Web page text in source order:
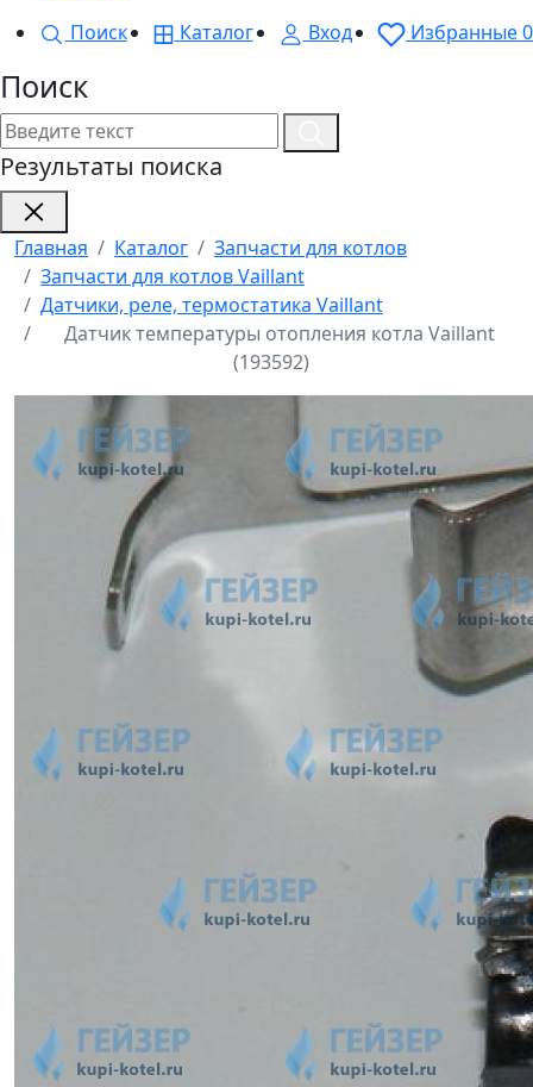
Поиск
Каталог Вход Избранные0
Поиск
Результаты поиска
Главная Каталог
Запчасти для котлов
Запчасти для котлов Vaillant
Датчики, реле, термостатика Vaillant
Датчик температуры отопления котла Vaillant
(193592)